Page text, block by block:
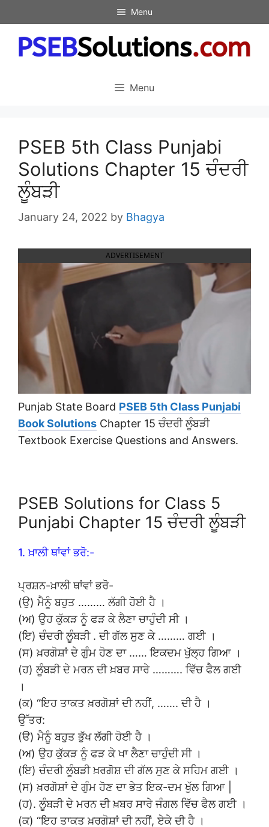
to
content
Menu
Menu
PSEB 5th Class Punjabi
Solutions Chapter 15 ਚੰਦਰੀ
ਲੂੰਬੜੀ
January 24, 2022 by Bhagya
ADVERTISEMENT
Punjab State Board PSEB 5th Class Punjabi
Book Solutions Chapter 15 ਚੰਦਰੀ ਲੂੰਬੜੀ
Textbook Exercise Questions and Answers.
PSEB Solutions for Class 5
Punjabi Chapter 15 ਚੰਦਰੀ ਲੂੰਬੜੀ
1. ਖ਼ਾਲੀ ਥਾਂਵਾਂ ਭਰੋ:-
ਪ੍ਰਸ਼ਨ-ਖ਼ਾਲੀ ਥਾਂਵਾਂ ਭਰੋ-
(ਉ) ਮੈਨੂੰ ਬਹੁਤ ……… ਲੱਗੀ ਹੋਈ ਹੈ ।
(ਅ) ਉਹ ਕੁੱਕੜ ਨੂੰ ਫੜ ਕੇ ਲੈਣਾ ਚਾਹੁੰਦੀ ਸੀ ।
(ਇ) ਚੰਦਰੀ ਲੂੰਬੜੀ . ਦੀ ਗੱਲ ਸੁਣ ਕੇ ……… ਗਈ ।
(ਸ) ਖ਼ਰਗੋਸ਼ਾਂ ਦੇ ਗੁੰਮ ਹੋਣ ਦਾ …… ਇਕਦਮ ਖੁੱਲ੍ਹ ਗਿਆ ।
(ਹ) ਲੂੰਬੜੀ ਦੇ ਮਰਨ ਦੀ ਖ਼ਬਰ ਸਾਰੇ ………. ਵਿੱਚ ਫੈਲ ਗਈ
।
(ਕ) “ਇਹ ਤਾਕਤ ਖ਼ਰਗੋਸ਼ਾਂ ਦੀ ਨਹੀਂ, ……. ਦੀ ਹੈ ।
ਉੱਤਰ:
(ੳ) ਮੈਨੂੰ ਬਹੁਤ ਭੁੱਖ ਲੱਗੀ ਹੋਈ ਹੈ ।
(ਅ) ਉਹ ਕੁੱਕੜ ਨੂੰ ਫੜ ਕੇ ਖਾ ਲੈਣਾ ਚਾਹੁੰਦੀ ਸੀ ।
(ਇ) ਚੰਦਰੀ ਲੂੰਬੜੀ ਖ਼ਰਗੋਸ਼ ਦੀ ਗੱਲ ਸੁਣ ਕੇ ਸਹਿਮ ਗਈ ।
(ਸ) ਖ਼ਰਗੋਸ਼ਾਂ ਦੇ ਗੁੰਮ ਹੋਣ ਦਾ ਭੇਤ ਇਕ-ਦਮ ਖੁੱਲ ਗਿਆ |
(ਹ). ਲੂੰਬੜੀ ਦੇ ਮਰਨ ਦੀ ਖ਼ਬਰ ਸਾਰੇ ਜੰਗਲ ਵਿੱਚ ਫੈਲ ਗਈ ।
(ਕ) “ਇਹ ਤਾਕਤ ਖ਼ਰਗੋਸ਼ਾਂ ਦੀ ਨਹੀਂ, ਏਕੇ ਦੀ ਹੈ ।